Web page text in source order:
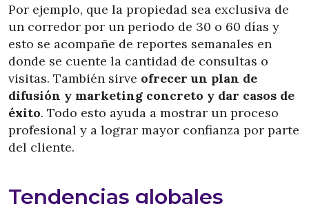
Por ejemplo, que la propiedad sea exclusiva de
un corredor por un periodo de 30 o 60 días y
esto se acompañe de reportes semanales en
donde se cuente la cantidad de consultas o
visitas. También sirve ofrecer un plan de
difusión y marketing concreto y dar casos de
éxito. Todo esto ayuda a mostrar un proceso
profesional y a lograr mayor confianza por parte
del cliente.
Tendencias globales